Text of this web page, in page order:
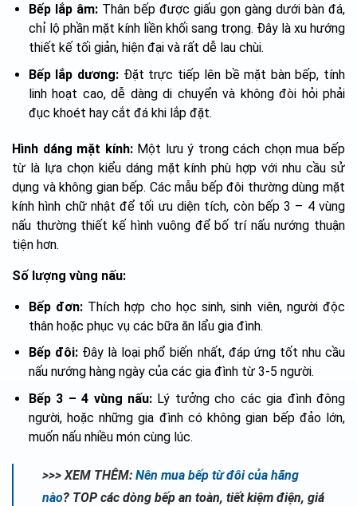
Bếp lắp âm:Thân bếp được giấu gọn gàng dưới bàn đá,
chỉ lộ phần mặt kính liền khối sang trọng. Đây là xu hướng
thiết kế tối giản, hiện đại và rất dễ lau chùi.
Bếp lắp dương:Đặt trực tiếp lên bề mặt bàn bếp, tính
linh hoạt cao, dễ dàng di chuyển và không đòi hỏi phải
đục khoét hay cắt đá khi lắp đặt.
Hình dáng mặt kính:Một lưu ý trong cách chọn mua bếp
từ là lựa chọn kiểu dáng mặt kính phù hợp với nhu cầu sử
dụng và không gian bếp. Các mẫu bếp đôi thường dùng mặt
kính hình chữ nhật để tối ưu diện tích, còn bếp 3 – 4 vùng
nấu thường thiết kế hình vuông để bố trí nấu nướng thuận
tiện hơn.
Số lượng vùng nấu:
Bếp đơn: Thích hợp cho học sinh, sinh viên, người độc
thân hoặc phục vụ các bữa ăn lẩu gia đình.
Bếp đôi:Đây là loại phổ biến nhất, đáp ứng tốt nhu cầu
nấu nướng hàng ngày của các gia đình từ 3-5 người.
Bếp 3 – 4 vùng nấu:Lý tưởng cho các gia đình đông
người, hoặc những gia đình có không gian bếp đảo lớn,
muốn nấu nhiều món cùng lúc.
>>> XEM THÊM: Nên mua bếp từ đôi của hãng
nào? TOP các dòng bếp an toàn, tiết kiệm điện, giá